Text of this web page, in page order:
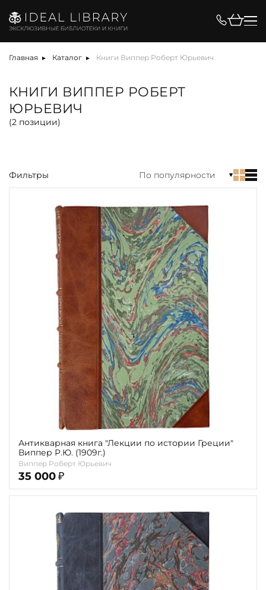
Главная Каталог Книги Виппер Роберт Юрьевич
КНИГИ ВИППЕР РОБЕРТ
ЮРЬЕВИЧ
(2 позиции)
Цена, ₽
Вид
акция
антикварная книга
арт-объект
библиотека
Показать еще
Тиснение
Цвет
Пол и возраст
Фильтры По популярности
Антикварная книга "Лекции по истории Греции"
Виппер Р.Ю. (1909г.)
Виппер Роберт Юрьевич
35 000 ₽